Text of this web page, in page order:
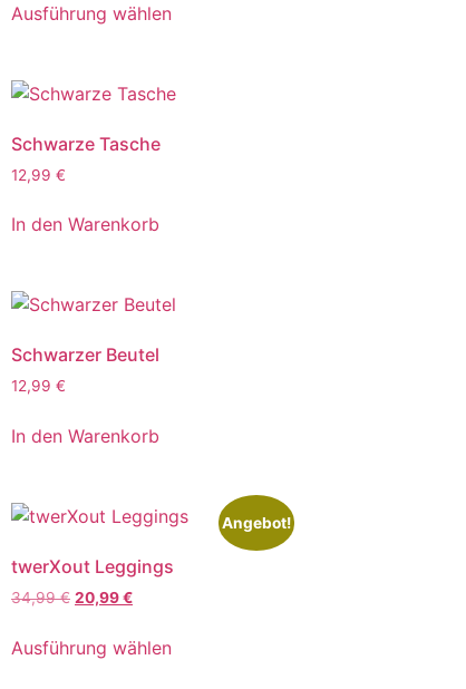
Ausführung wählen
Schwarze Tasche
12,99 €
In den Warenkorb
Schwarzer Beutel
12,99 €
In den Warenkorb
Angebot!
twerXout Leggings
34,99€ 20,99€
Ausführung wählen